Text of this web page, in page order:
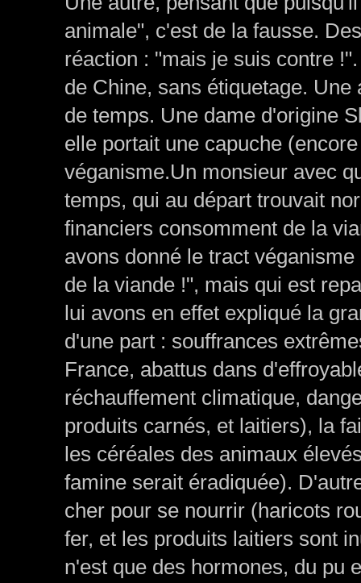
animale", c'est de la fausse.
réaction : "mais je suis contre
de Chine, sans étiquetage.
de temps. Une dame d'origine
elle portait une capuche
véganisme.Un monsieur avec
temps, qui au départ trouvait
financiers consomment de la
avons donné le tract
de la viande !", mais qui est
lui avons en effet expliqué la
d'une part : souffrances
France, abattus dans
réchauffement climatique,
produits carnés, et laitiers), la
les céréales des animaux
famine serait éradiquée).
cher pour se nourrir (haricots
fer, et les produits laitiers sont
n'est que des hormones, du pu